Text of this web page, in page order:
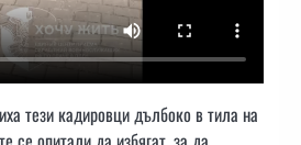
тези кадировци дълбоко в тила на